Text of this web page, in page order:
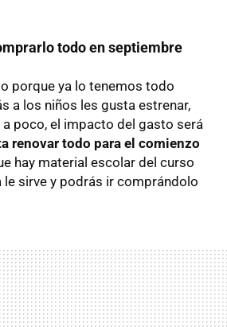
todo en septiembre
porque ya lo tenemos todo
a los niños les gusta estrenar,
poco, el impacto del gasto será
renovar todo para el comienzo
hay material escolar del curso
le sirve y podrás ir comprándolo